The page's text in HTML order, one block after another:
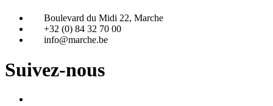
Boulevard du Midi 22, Marche
+32 (0) 84 32 70 00
info@marche.be
Suivez-nous